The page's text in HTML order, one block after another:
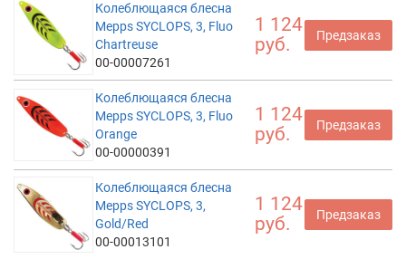
Колеблющаяся блесна
Mepps SYCLOPS, 3, Fluo
Chartreuse
00-00007261
1 124
руб.
Предзаказ
Колеблющаяся блесна
Mepps SYCLOPS, 3, Fluo
Orange
00-00000391
1 124
руб.
Предзаказ
Колеблющаяся блесна
Mepps SYCLOPS, 3,
Gold/Red
00-00013101
1 124
руб.
Предзаказ